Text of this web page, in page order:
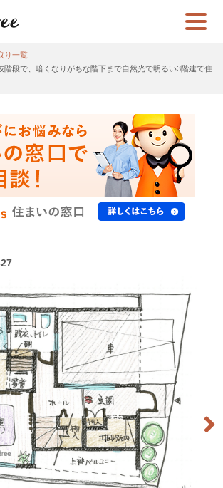
り一覧
階段で、暗くなりがちな階下まで自然光で明るい3階建て住